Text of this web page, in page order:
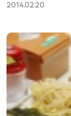
2014.02.20